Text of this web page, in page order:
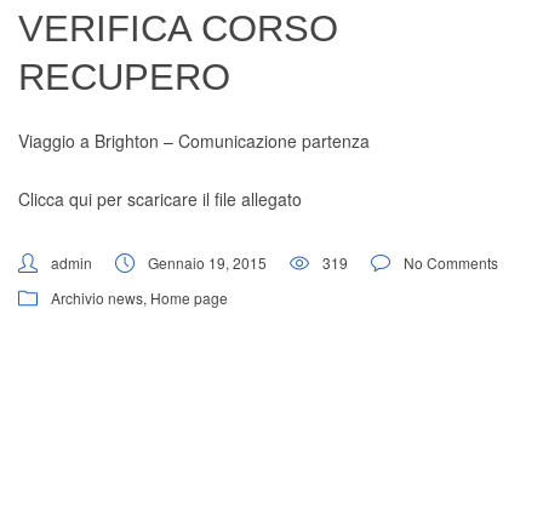
VERIFICA CORSO
RECUPERO
Viaggio a Brighton – Comunicazione partenza
Clicca qui per scaricare il file allegato
admin Gennaio 19, 2015 319
No Comments
Archivio news, Home page